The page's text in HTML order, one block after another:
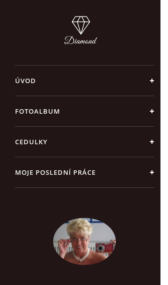
ÚVOD
FOTOALBUM
CEDULKY
MOJE POSLEDNÍ PRÁCE